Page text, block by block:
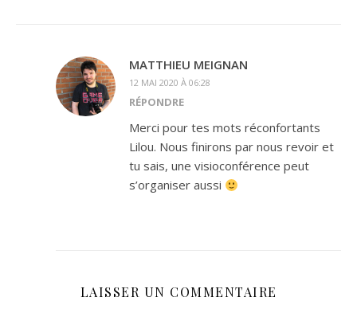
MATTHIEU MEIGNAN
12 MAI 2020 À 06:28
RÉPONDRE
Merci pour tes mots réconfortants
Lilou. Nous finirons par nous revoir et
tu sais, une visioconférence peut
s’organiser aussi
LAISSER UN COMMENTAIRE